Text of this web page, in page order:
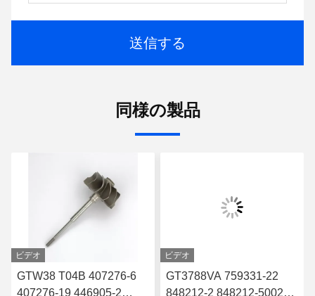
送信する
同様の製品
ビデオ
GTW38 T04B 407276-6
407276-19 446905-2
ビデオ
GT3788VA 759331-22
848212-2 848212-5002S